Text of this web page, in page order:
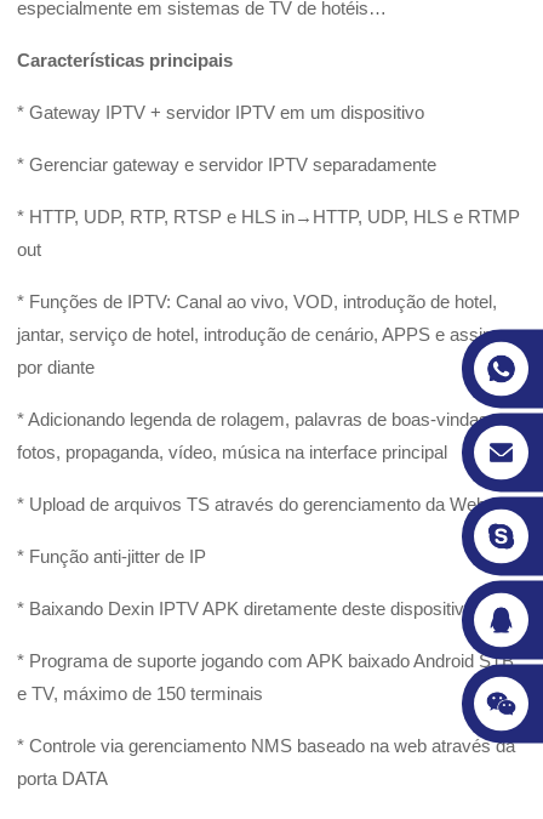
especialmente em sistemas de TV de hotéis…
Características principais
* Gateway IPTV + servidor IPTV em um dispositivo
* Gerenciar gateway e servidor IPTV separadamente
* HTTP, UDP, RTP, RTSP e HLS in→HTTP, UDP, HLS e RTMP
out
* Funções de IPTV: Canal ao vivo, VOD, introdução de hotel,
jantar, serviço de hotel, introdução de cenário, APPS e assim
por diante
* Adicionando legenda de rolagem, palavras de boas-vindas,
fotos, propaganda, vídeo, música na interface principal
* Upload de arquivos TS através do gerenciamento da Web
* Função anti-jitter de IP
* Baixando Dexin IPTV APK diretamente deste dispositivo
* Programa de suporte jogando com APK baixado Android STB
e TV, máximo de 150 terminais
* Controle via gerenciamento NMS baseado na web através da
porta DATA